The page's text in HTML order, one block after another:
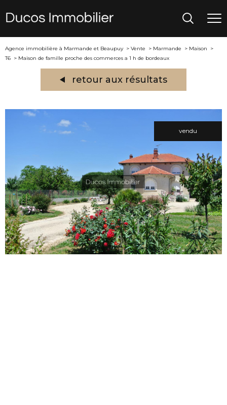
Agence immobilière à Marmande et Beaupuy Vente Marmande
Maison
T6
Maison de famille proche des commerces a 1 h de bordeaux
retour aux résultats
vendu